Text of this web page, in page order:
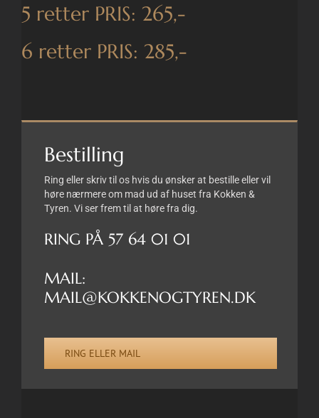
5 retter PRIS: 265,-
6 retter PRIS: 285,-
Bestilling
Ring eller skriv til os hvis du ønsker at bestille eller vil
høre nærmere om mad ud af huset fra Kokken &
Tyren. Vi ser frem til at høre fra dig.
RING PÅ 57 64 01 01
MAIL:
MAIL@KOKKENOGTYREN.DK
RING ELLER MAIL